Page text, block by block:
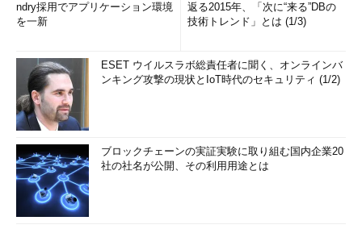
ndry採用でアプリケーション環境
を一新
返る2015年、「次に“来る”DBの
技術トレンド」とは (1/3)
ESET ウイルスラボ総責任者に聞く、オンラインバ
ンキング攻撃の現状とIoT時代のセキュリティ (1/2)
ブロックチェーンの実証実験に取り組む国内企業20
社の社名が公開、その利用用途とは